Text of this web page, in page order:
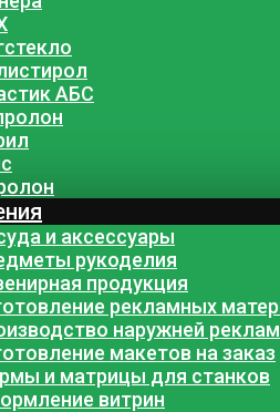
АБС
и аксессуары
рукоделия
продукция
рекламных
наружней
макетов на заказ
и матрицы для станков
витрин